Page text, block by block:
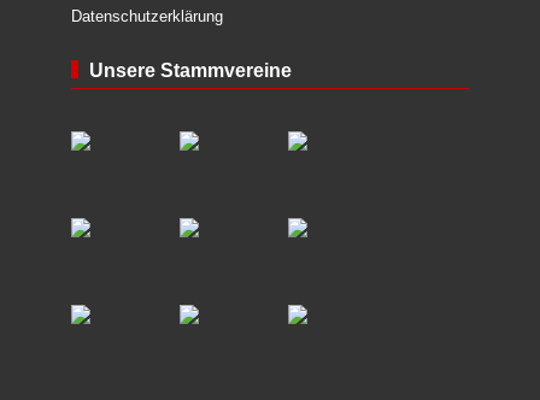
Datenschutzerklärung
Unsere Stammvereine